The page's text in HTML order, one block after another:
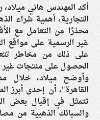
أكد المهندس هاني
التجارية، أهمية شراء
محذرًا من التعامل مع
غير الرسمية على مواقع
على ذلك من مخاطر
الحصول على منتجات غير
وأوضح ميلاد، خلال
القاهرة"، أن إحدى أبرز
تتمثل في إقبال بعض
والسبائك الذهبية من